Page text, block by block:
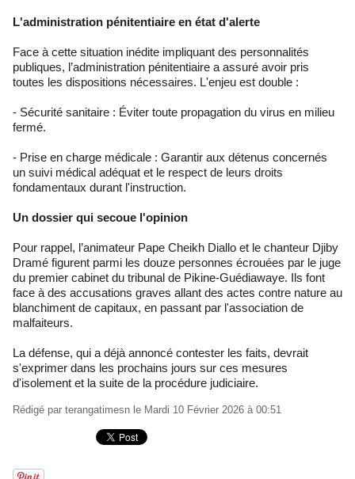
L'administration pénitentiaire en état d'alerte
Face à cette situation inédite impliquant des personnalités
publiques, l’administration pénitentiaire a assuré avoir pris
toutes les dispositions nécessaires. L'enjeu est double :
- Sécurité sanitaire : Éviter toute propagation du virus en milieu
fermé.
- Prise en charge médicale : Garantir aux détenus concernés
un suivi médical adéquat et le respect de leurs droits
fondamentaux durant l'instruction.
Un dossier qui secoue l'opinion
Pour rappel, l’animateur Pape Cheikh Diallo et le chanteur Djiby
Dramé figurent parmi les douze personnes écrouées par le juge
du premier cabinet du tribunal de Pikine-Guédiawaye. Ils font
face à des accusations graves allant des actes contre nature au
blanchiment de capitaux, en passant par l'association de
malfaiteurs.
La défense, qui a déjà annoncé contester les faits, devrait
s'exprimer dans les prochains jours sur ces mesures
d'isolement et la suite de la procédure judiciaire.
Rédigé par terangatimesn le Mardi 10 Février 2026 à 00:51